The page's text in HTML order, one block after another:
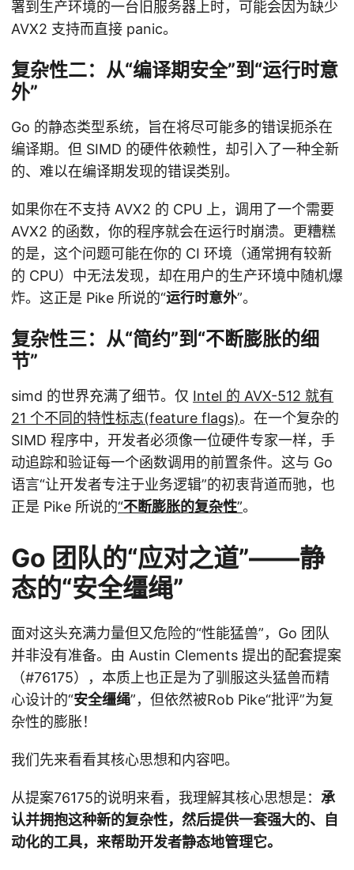
署到生产环境的一台旧服务器上时，可能会因为缺少
AVX2 支持而直接 panic。
复杂性二：从“编译期安全”到“运行时意
外”
Go 的静态类型系统，旨在将尽可能多的错误扼杀在
编译期。但 SIMD 的硬件依赖性，却引入了一种全新
的、难以在编译期发现的错误类别。
如果你在不支持 AVX2 的 CPU 上，调用了一个需要
AVX2 的函数，你的程序就会在运行时崩溃。更糟糕
的是，这个问题可能在你的 CI 环境（通常拥有较新
的 CPU）中无法发现，却在用户的生产环境中随机爆
炸。这正是 Pike 所说的“运行时意外”。
复杂性三：从“简约”到“不断膨胀的细
节”
simd 的世界充满了细节。仅 Intel 的 AVX-512 就有
21 个不同的特性标志(feature flags)。在一个复杂的
SIMD 程序中，开发者必须像一位硬件专家一样，手
动追踪和验证每一个函数调用的前置条件。这与 Go
语言“让开发者专注于业务逻辑”的初衷背道而驰，也
正是 Pike 所说的“不断膨胀的复杂性”。
Go 团队的“应对之道”——静
态的“安全缰绳”
面对这头充满力量但又危险的“性能猛兽”，Go 团队
并非没有准备。由 Austin Clements 提出的配套提案
（#76175），本质上也正是为了驯服这头猛兽而精
心设计的“安全缰绳”，但依然被Rob Pike“批评”为复
杂性的膨胀！
我们先来看看其核心思想和内容吧。
从提案76175的说明来看，我理解其核心思想是： 承
认并拥抱这种新的复杂性，然后提供一套强大的、自
动化的工具，来帮助开发者静态地管理它。